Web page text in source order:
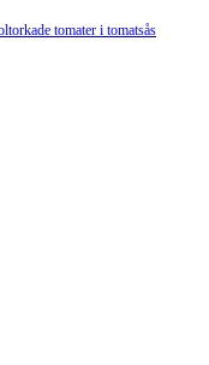
tomater i tomatsås